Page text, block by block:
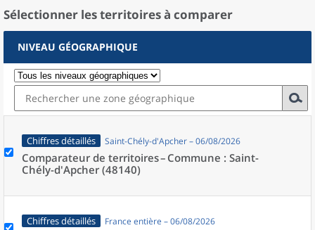
Sélectionner les territoires à comparer
NIVEAU GÉOGRAPHIQUE
Chiffres détaillés Saint-Chély-d'Apcher – 06/08/2026
Comparateur de territoires – Commune : Saint-
Chély-d'Apcher (48140)
Chiffres détaillés France entière – 06/08/2026